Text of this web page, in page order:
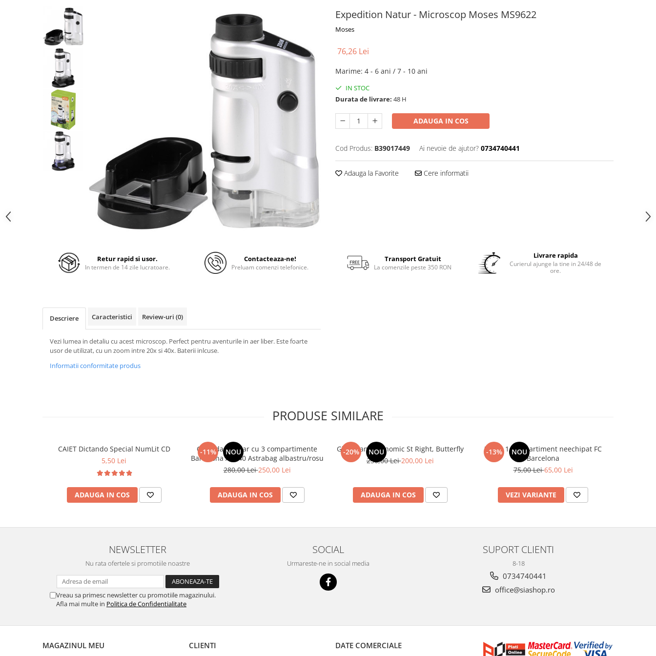
Expedition Natur - Microscop Moses MS9622
Moses
76,26 Lei
Marime: 4 - 6 ani / 7 - 10 ani
IN STOC
Durata de livrare: 48 H
ADAUGA IN COS
Cod Produs: B39017449 Ai nevoie de ajutor? 0734740441
Adauga la Favorite Cere informatii
Retur rapid si usor.
In termen de 14 zile lucratoare.
Contacteaza-ne!
Preluam comenzi telefonice.
Transport Gratuit
La comenzile peste 350 RON
Livrare rapida
Curierul ajunge la tine in 24/48 de
ore.
Descriere Caracteristici Review-uri (0)
Vezi lumea in detaliu cu acest microscop. Perfect pentru aventurile in aer liber. Este foarte
usor de utilizat, cu un zoom intre 20x si 40x. Baterii inlcuse.
Informatii conformitate produs
PRODUSE SIMILARE
CAIET Dictando Special NumLit CD
5,50 Lei
ADAUGA IN COS
-11% NOU
Ghiozdan școlar cu 3 compartimente
Barcelona AB340 Astrabag albastru/rosu
280,00 Lei250,00 Lei
ADAUGA IN COS
-20% NOU
Ghiozdan ergonomic St Right, Butterfly
250,00 Lei200,00 Lei
ADAUGA IN COS
-13% NOU
Penar 1 compartiment neechipat FC
Barcelona
75,00 Lei65,00 Lei
VEZI VARIANTE
NEWSLETTER
Nu rata ofertele si promotiile noastre
Vreau sa primesc newsletter cu promotiile magazinului.
Afla mai multe in Politica de Confidentialitate
SOCIAL
Urmareste-ne in social media
SUPORT CLIENTI
8-18
0734740441
office@siashop.ro
MAGAZINUL MEU CLIENTI DATE COMERCIALE